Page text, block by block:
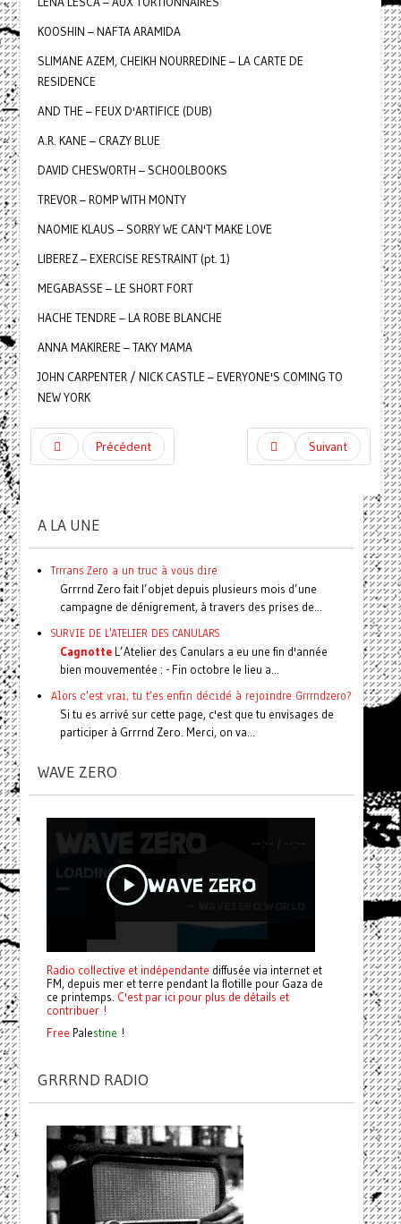
KOOSHIN – NAFTA ARAMIDA
SLIMANE AZEM, CHEIKH NOURREDINE – LA CARTE DE
RESIDENCE
AND THE – FEUX D'ARTIFICE (DUB)
A.R. KANE – CRAZY BLUE
DAVID CHESWORTH – SCHOOLBOOKS
TREVOR – ROMP WITH MONTY
NAOMIE KLAUS – SORRY WE CAN'T MAKE LOVE
LIBEREZ – EXERCISE RESTRAINT (pt. 1)
MEGABASSE – LE SHORT FORT
HACHE TENDRE – LA ROBE BLANCHE
ANNA MAKIRERE – TAKY MAMA
JOHN CARPENTER / NICK CASTLE – EVERYONE'S COMING TO
NEW YORK
Précédent Suivant
A LA UNE
Trrrans Zero a un truc à vous dire
Grrrnd Zero fait l’objet depuis plusieurs mois d’une
campagne de dénigrement, à travers des prises de...
SURVIE DE L'ATELIER DES CANULARS
CagnotteL’Atelier des Canulars a eu une fin d'année
bien mouvementée : - Fin octobre le lieu a...
Alors c'est vrai, tu t'es enfin décidé à rejoindre Grrrndzero?
Si tu es arrivé sur cette page, c'est que tu envisages de
participer à Grrrnd Zero. Merci, on va...
WAVE ZERO
Radio collective et indépendante diffusée via internet et
FM, depuis mer et terre pendant la flotille pour Gaza de
ce printemps. C'est par ici pour plus de détails et
contribuer !
Free Palestine !
GRRRND RADIO